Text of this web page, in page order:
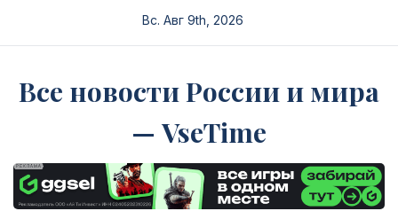
Вс. Авг 9th, 2026
Все новости России и мира
— VseTime